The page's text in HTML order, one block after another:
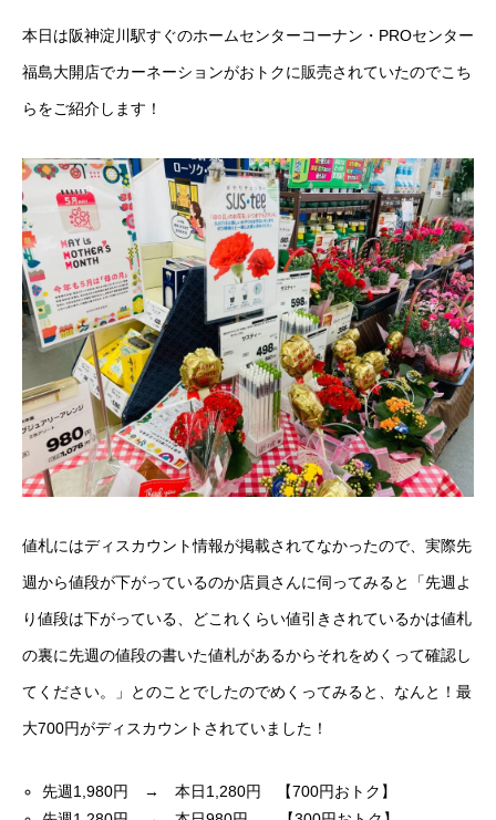
本日は阪神淀川駅すぐのホームセンターコーナン・PROセンター
福島大開店でカーネーションがおトクに販売されていたのでこち
らをご紹介します！
値札にはディスカウント情報が掲載されてなかったので、実際先
週から値段が下がっているのか店員さんに伺ってみると「先週よ
り値段は下がっている、どこれくらい値引きされているかは値札
の裏に先週の値段の書いた値札があるからそれをめくって確認し
てください。」とのことでしたのでめくってみると、なんと！最
大700円がディスカウントされていました！
先週1,980円 → 本日1,280円 【700円おトク】